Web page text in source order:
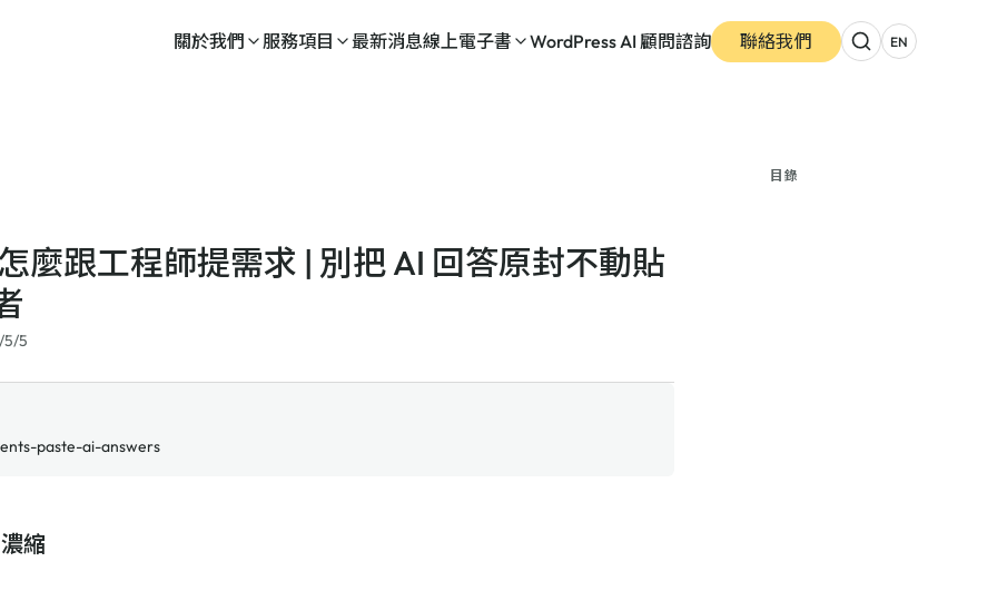
關於我們 服務項目 最新消息線上電子書 WordPress AI 顧問諮詢 聯絡我們 EN
麼跟工程師提需求 | 別把 AI 回答原封不動貼
5/5
paste-ai-answers
縮
目錄